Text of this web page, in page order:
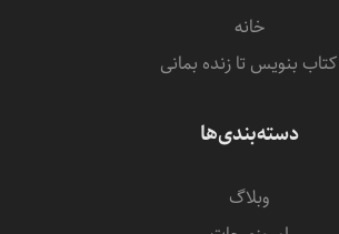
خانه
کتاب بنویس تا زنده بمانی
دسته‌بندی‌ها
وبلاگ